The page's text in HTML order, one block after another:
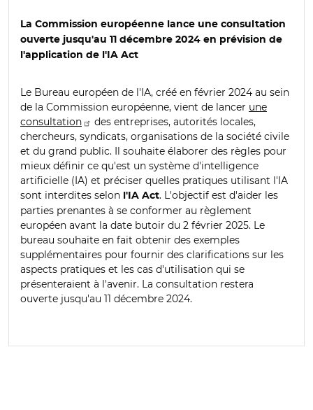
La Commission européenne lance une consultation
ouverte jusqu'au 11 décembre 2024 en prévision de
l'application de l'IA Act
Le Bureau européen de l'IA, créé en février 2024 au sein
de la Commission européenne, vient de lancer une
consultation
des entreprises, autorités locales,
chercheurs, syndicats, organisations de la société civile
et du grand public. Il souhaite élaborer des règles pour
mieux définir ce qu'est un système d'intelligence
artificielle (IA) et préciser quelles pratiques utilisant l'IA
sont interdites selon l'IA Act. L'objectif est d'aider les
parties prenantes à se conformer au règlement
européen avant la date butoir du 2 février 2025. Le
bureau souhaite en fait obtenir des exemples
supplémentaires pour fournir des clarifications sur les
aspects pratiques et les cas d'utilisation qui se
présenteraient à l'avenir. La consultation restera
ouverte jusqu'au 11 décembre 2024.